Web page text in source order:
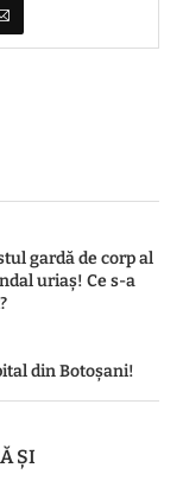
gardă de corp al
uriaș! Ce s-a
din Botoșani!
ȘI